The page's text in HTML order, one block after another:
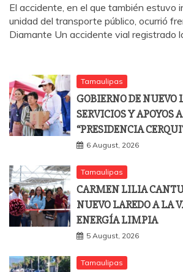
El accidente, en el que también estuvo
unidad del transporte público, ocurrió
Diamante Un accidente vial registrado
Tamaulipas
GOBIERNO DE NUEVO
SERVICIOS Y APOYOS
“PRESIDENCIA
6 August, 2026
Tamaulipas
CARMEN LILIA
NUEVO LAREDO A LA
ENERGÍA LIMPIA
5 August, 2026
Tamaulipas